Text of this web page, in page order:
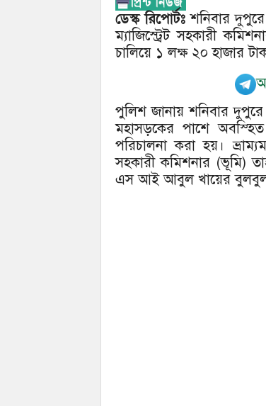
ডেস্ক রিপোর্টঃ শনিবার দুপুরে
ম্যাজিস্ট্রেট সহকারী
চালিয়ে ১ লক্ষ ২০ হাজার
পুলিশ জানায় শনিবার দুপুরে
মহাসড়কের পাশে
পরিচালনা করা হয়।
সহকারী কমিশনার (ভূমি)
এস আই আবুল খায়ের বুলবুল